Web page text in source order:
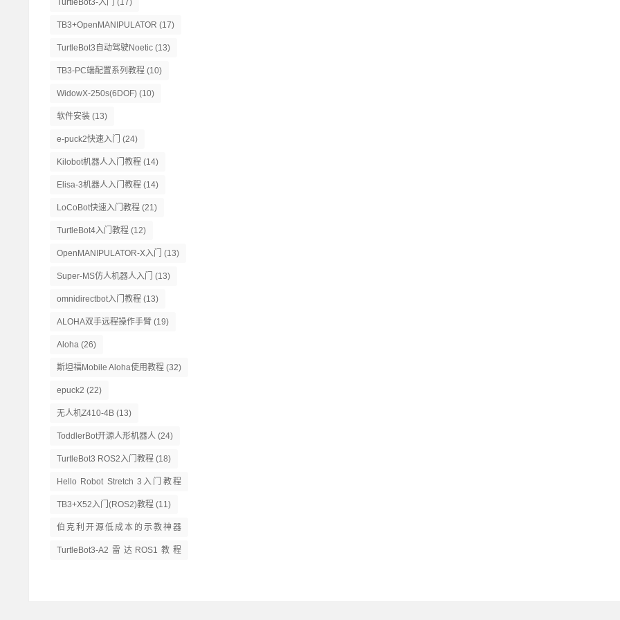
TurtleBot3-入门 (17)
TB3+OpenMANIPULATOR (17)
TurtleBot3自动驾驶Noetic (13)
TB3-PC端配置系列教程 (10)
WidowX-250s(6DOF) (10)
软件安装 (13)
e-puck2快速入门 (24)
Kilobot机器人入门教程 (14)
Elisa-3机器人入门教程 (14)
LoCoBot快速入门教程 (21)
TurtleBot4入门教程 (12)
OpenMANIPULATOR-X入门 (13)
Super-MS仿人机器人入门 (13)
omnidirectbot入门教程 (13)
ALOHA双手远程操作手臂 (19)
Aloha (26)
斯坦福Mobile Aloha使用教程 (32)
epuck2 (22)
无人机Z410-4B (13)
ToddlerBot开源人形机器人 (24)
TurtleBot3 ROS2入门教程 (18)
Hello Robot Stretch 3入门教程
(14)
TB3+X52入门(ROS2)教程 (11)
伯克利开源低成本的示教神器
GELLO(13)
TurtleBot3-A2雷达ROS1教程